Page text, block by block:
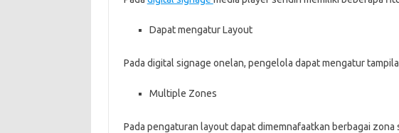
Dapat mengatur Layout
Pada digital signage onelan, pengelola dapat mengatur
Multiple Zones
Pada pengaturan layout dapat dimemnafaatkan berbagai